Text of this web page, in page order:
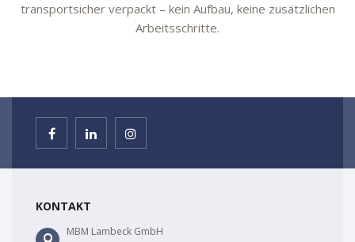
transportsicher verpackt – kein Aufbau, keine zusätzlichen
Arbeitsschritte.
KONTAKT
MBM Lambeck GmbH